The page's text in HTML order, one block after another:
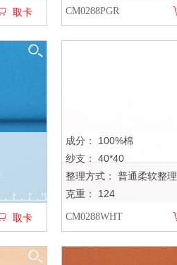
取卡 CM0288PGR
取卡
成分： 100%棉
纱支： 40*40
整理方式： 普通柔软整理
克重： 124
CM0288WHT